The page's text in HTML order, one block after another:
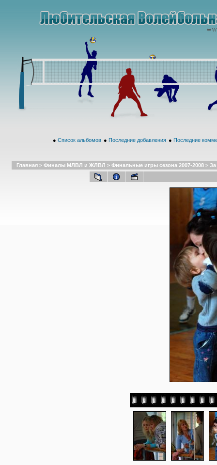
● Список альбомов ● Последние добавления ● Последние
Главная > Финалы МЛВЛ и ЖЛВЛ > Финальные игры сезона 2007-2008 >